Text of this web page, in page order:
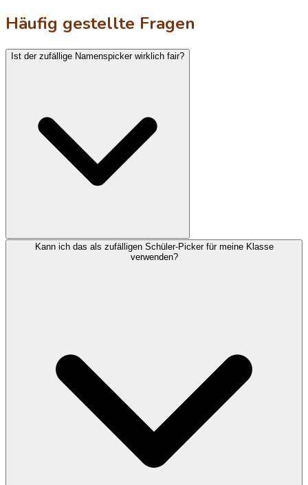
Häufig gestellte Fragen
Ist der zufällige Namenspicker wirklich fair?
Kann ich das als zufälligen Schüler-Picker für meine Klasse
verwenden?